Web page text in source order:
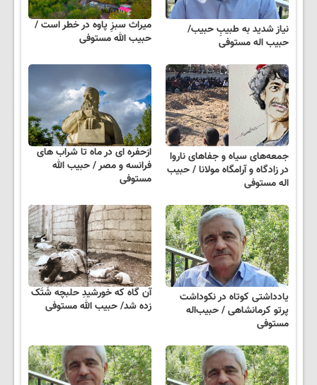
نیاز شدید به طبیبِ حبیب/
حبیب اله مستوفی
میراث سبزِ پاوه در خطر است /
حبیب الله مستوفی
جمعه‌های سیاه و جفاهای ناروا
در زادگاه و آرامگاه مولانا / حبیب
اله مستوفی
ازحفره ای در ماه تا شراب های
فرانسه و مصر / حبیب الله
مستوفی
یادداشتی کوتاه در نکوداشت
پرتو کرمانشاهی / حبیب‌اله
مستوفی
آن گاه که خورشیدِ حلبچه شَتَک
زده شد/ حبیب الله مستوفی